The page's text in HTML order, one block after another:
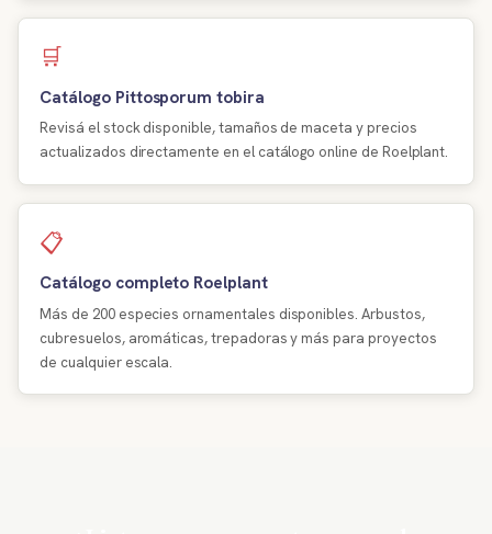
🛒
Catálogo Pittosporum tobira
Revisá el stock disponible, tamaños de maceta y precios
actualizados directamente en el catálogo online de Roelplant.
📋
Catálogo completo Roelplant
Más de 200 especies ornamentales disponibles. Arbustos,
cubresuelos, aromáticas, trepadoras y más para proyectos
de cualquier escala.